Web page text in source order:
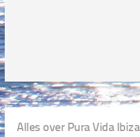
Alles over Pura Vida Ibiza